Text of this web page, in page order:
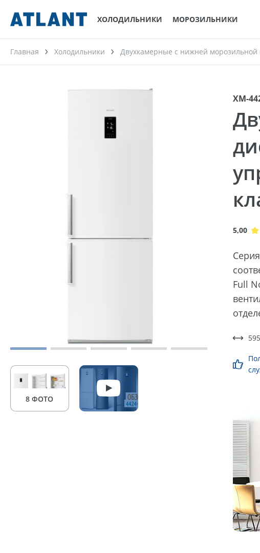
ХОЛОДИЛЬНИКИ МОРОЗИЛЬНИКИ
Главная Холодильники Двухкамерные с нижней морозильной
ХМ-
5,00
8 ФОТО
Full